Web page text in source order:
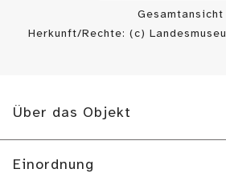
Gesamtansicht
Herkunft/Rechte: (c)
Über das Objekt
Einordnung